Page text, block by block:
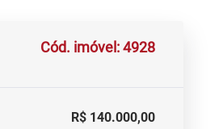
Cód. imóvel: 4928
R$ 140.000,00